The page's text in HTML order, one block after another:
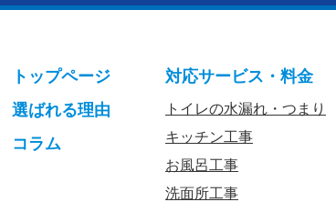
トップページ
選ばれる理由
コラム
対応サービス・料金
トイレの水漏れ・つまり
キッチン工事
お風呂工事
洗面所工事